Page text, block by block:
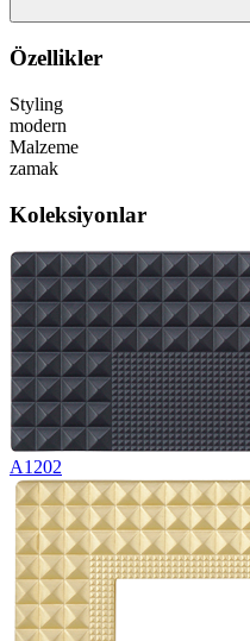
Özellikler
Styling
modern
Malzeme
zamak
Koleksiyonlar
A1202